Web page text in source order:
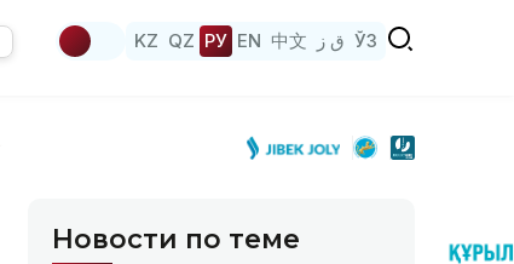
KZ QZ РУ EN 中文 ق ز ЎЗ
Новости по теме